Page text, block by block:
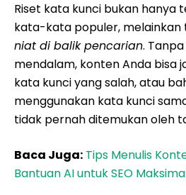
Riset kata kunci bukan hanya
kata-kata populer,
niat di balik pencarian.
mendalam, konten Anda bisa
kata kunci yang salah, atau
menggunakan kata kunci
tidak pernah ditemukan oleh
Baca Juga: Tips Menulis
Bantuan AI untuk SEO